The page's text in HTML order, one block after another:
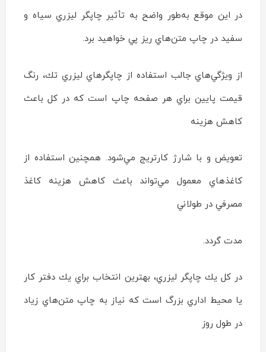
در اين موقع به‌طور واضح به تأثير چاپگر ليزري سياه و
سفيد در چاپ متن‌هاي ريز پي خواهيد برد.
از ويژگي‌هاي جالب استفاده از چاپگرهاي ليزري تك، رنگ
قيمت پايين براي هر صفحه چاپ است كه در كل باعث
كاهش هزينه
تعويض و با شارژ كارتريج مي‌شود. همچنين استفاده از
كاغذهاي معمول مي‌تواند باعث كاهش هزينه كاغذ
مصرفي در طولاني
مدت گردد.
در كل يك چاپگر ليزري، بهترين انتخاب براي يك دفتر كار
يا محيط اداري بزرگ است كه نياز به چاپ متن‌هاي زياد
در طول روز